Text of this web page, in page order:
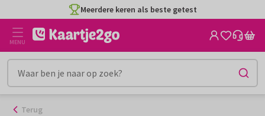
naar
inhoud
Meerdere keren als beste getest
MENU
Terug